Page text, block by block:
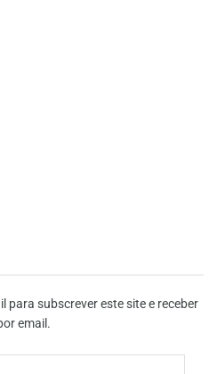
para subscrever este site e receber
email.